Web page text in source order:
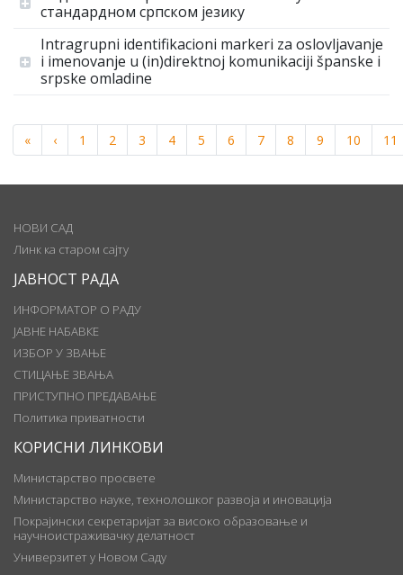
стандардном српском језику
Intragrupni identifikacioni markeri za oslovljavanje
i imenovanje u (in)direktnoj komunikaciji španske i
srpske omladine
« ‹ 1 2 3 4 5 6 7 8 9 10 11
НОВИ САД
Линк ка старом сајту
ЈАВНОСТ РАДА
ИНФОРМАТОР О РАДУ
ЈАВНЕ НАБАВКЕ
ИЗБОР У ЗВАЊЕ
СТИЦАЊЕ ЗВАЊА
ПРИСТУПНО ПРЕДАВАЊЕ
Политика приватности
КОРИСНИ ЛИНКОВИ
Министарство просвете
Министарство науке, технолошког развоја и иновација
Покрајински секретаријат за високо образовање и
научноистраживачку делатност
Универзитет у Новом Саду